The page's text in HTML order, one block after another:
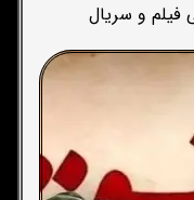
فیلم و سریال